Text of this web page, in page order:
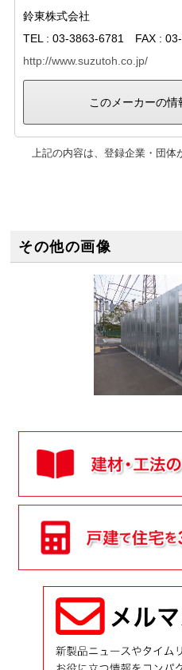
鈴東株式会社
TEL : 03-3863-6781 FAX :
http://www.suzutoh.co.jp/
このメーカーの
上記の内容は、登録企業・団
その他の画像